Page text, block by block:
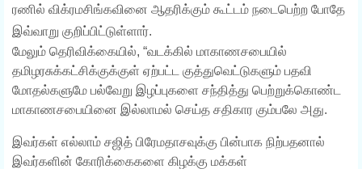
ரணில் விக்ரமசிங்கவினை ஆதரிக்கும் கூட்டம் நடைபெற்ற போதே
இவ்வாறு குறிப்பிட்டுள்ளார்.
மேலும் தெரிவிக்கையில், “வடக்கில் மாகாணசபையில்
தமிழரசுக்கட்சிக்குக்குள் ஏற்பட்ட குத்துவெட்டுகளும் பதவி
மோதல்களுமே பல்வேறு இழப்புகளை சந்தித்து பெற்றுக்கொண்ட
மாகாணசபையினை இல்லாமல் செய்த சதிகார கும்பலே அது.
இவர்கள் எல்லாம் சஜித் பிரேமதாசவுக்கு பின்பாக நிற்பதனால்
இவர்களின் கோரிக்கைகளை கிழக்கு மக்கள்